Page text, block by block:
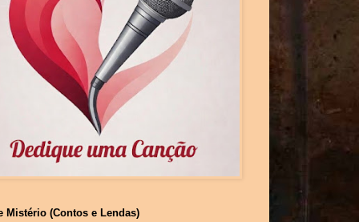
Mistério (Contos e Lendas)